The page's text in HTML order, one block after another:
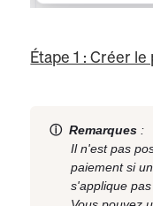
Étape 1 : Créer
ⓘ Remarques:
Il n'est pas
paiement si
s'applique